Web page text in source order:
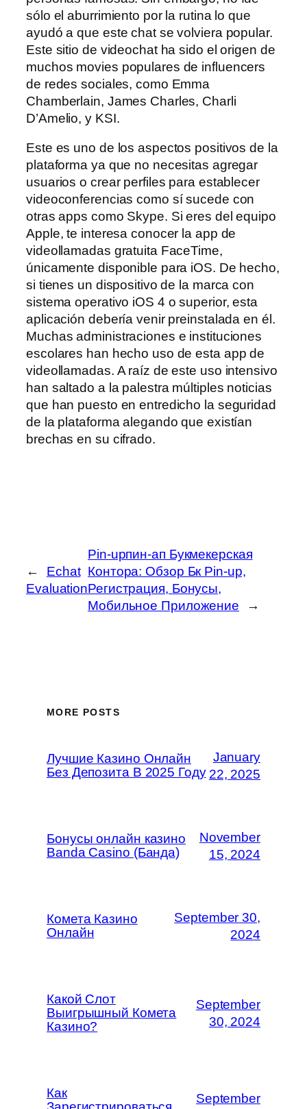
sólo el aburrimiento por la rutina lo que
ayudó a que este chat se volviera popular.
Este sitio de videochat ha sido el origen de
muchos movies populares de influencers
de redes sociales, como Emma
Chamberlain, James Charles, Charli
D’Amelio, y KSI.
Este es uno de los aspectos positivos de la
plataforma ya que no necesitas agregar
usuarios o crear perfiles para establecer
videoconferencias como sí sucede con
otras apps como Skype. Si eres del equipo
Apple, te interesa conocer la app de
videollamadas gratuita FaceTime,
únicamente disponible para iOS. De hecho,
si tienes un dispositivo de la marca con
sistema operativo iOS 4 o superior, esta
aplicación debería venir preinstalada en él.
Muchas administraciones e instituciones
escolares han hecho uso de esta app de
videollamadas. A raíz de este uso intensivo
han saltado a la palestra múltiples noticias
que han puesto en entredicho la seguridad
de la plataforma alegando que existían
brechas en su cifrado.
←
Echat
Evaluation
Pin-upпин-ап Букмекерская
Контора: Обзор Бк Pin-up,
Регистрация, Бонусы,
Мобильное Приложение
→
MORE POSTS
Лучшие Казино Онлайн
Без Депозита В 2025 Году
January
22, 2025
Бонусы онлайн казино
Banda Casino (Банда)
November
15, 2024
Комета Казино
Онлайн
September 30,
2024
Какой Слот
Выигрышный Комета
Казино?
September
30, 2024
Как
September